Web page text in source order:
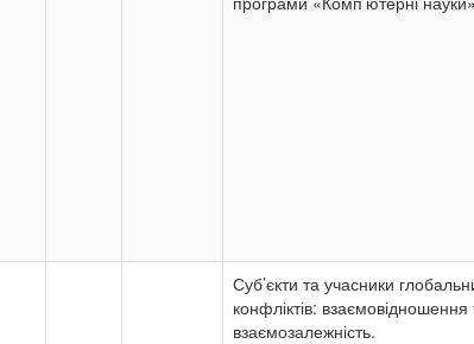
Суб’єкти та учасники
конфліктів: взаємовідношення
взаємозалежність.